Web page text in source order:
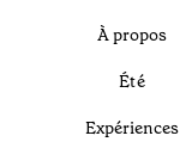
À propos
Été
Expériences